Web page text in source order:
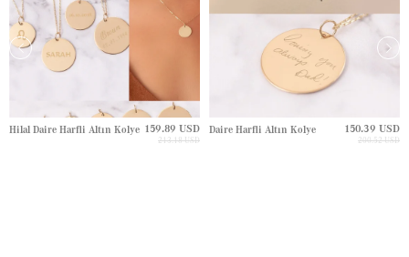
Hilal Daire Harfli Altın Kolye 159.89 USD
213.18 USD
Daire Harfli Altın Kolye 150.39 USD
200.52 USD